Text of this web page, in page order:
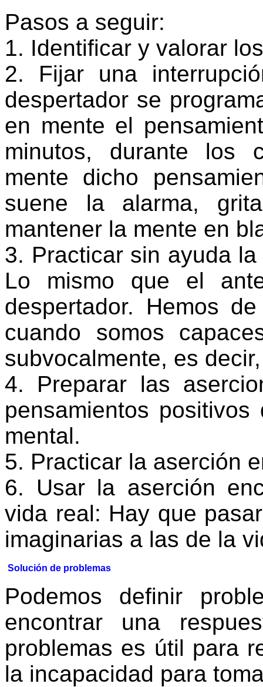
Pasos a seguir:
1. Identificar y valorar
2. Fijar una
despertador se
en mente el
minutos, durante los
mente dicho
suene la alarma,
mantener la mente en
3. Practicar sin ayuda
Lo mismo que el
despertador. Hemos
cuando somos
subvocalmente, es
4. Preparar las
pensamientos
mental.
5. Practicar la aserción
6. Usar la aserción
vida real: Hay que
imaginarias a las de la
Solución de problemas
Podemos definir
encontrar una
problemas es útil para
la incapacidad para